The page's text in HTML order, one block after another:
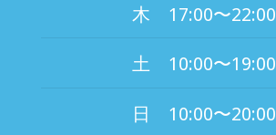
木 17:00〜22:00
土 10:00〜19:00
日 10:00〜20:00